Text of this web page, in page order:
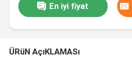
En iyi fiyat
ÜRüN AçıKLAMASı